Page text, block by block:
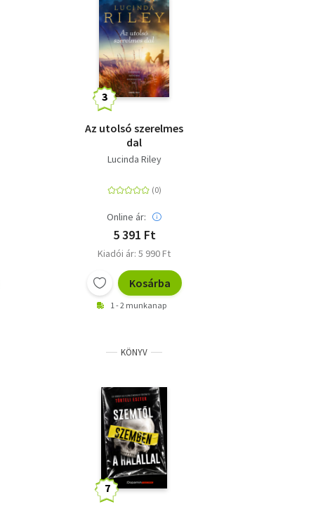
Az utolsó szerelmes
dal
Lucinda Riley
Online ár:
5 391 Ft
Kiadói ár: 5 990 Ft
Kosárba
1 - 2 munkanap
KÖNYV